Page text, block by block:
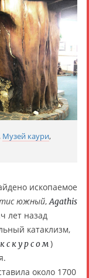
Музей каури,
ископаемое
южный, Agathis
лет назад
катаклизм,
)
около 1700